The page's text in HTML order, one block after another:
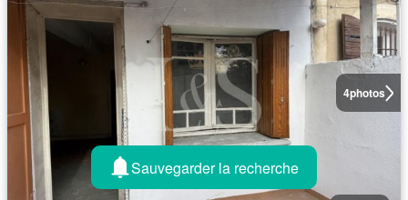
4photos
Sauvegarder la recherche